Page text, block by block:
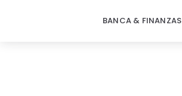
BANCA & FINANZAS